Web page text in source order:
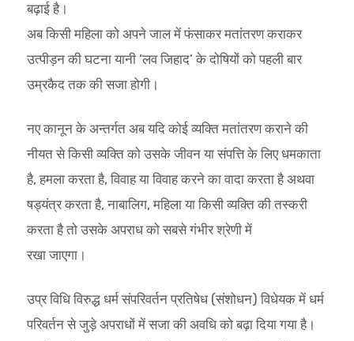
बढ़ाई है।
अब किसी महिला को अपने जाल में फंसाकर मतांतरण कराकर
उत्पीड़न की घटना यानी ‘लव जिहाद’ के दोषियों को पहली बार
उम्रकैद तक की सजा होगी।
नए कानून के अन्तर्गत अब यदि कोई व्यक्ति मतांतरण कराने की
नीयत से किसी व्यक्ति को उसके जीवन या संपत्ति के लिए धमकाता
है, हमला करता है, विवाह या विवाह करने का वादा करता है अथवा
षड्यंत्र करता है, नाबालिग, महिला या किसी व्यक्ति की तस्करी
करता है तो उसके अपराध को सबसे गंभीर श्रेणी में
रखा जाएगा।
उप्र विधि विरुद्ध धर्म संपरिवर्तन प्रतिषेध (संशोधन) विधेयक में धर्म
परिवर्तन से जुड़े अपराधों में सजा की अवधि को बढ़ा दिया गया है।